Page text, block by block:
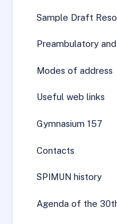
Sample Draft
Preambulatory
Modes of address
Useful web links
Gymnasium 157
Contacts
SPIMUN history
Agenda of the